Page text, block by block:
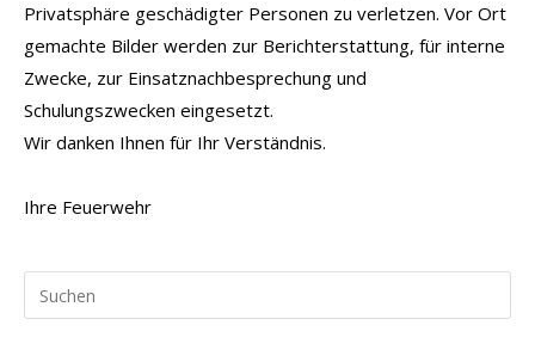
Privatsphäre geschädigter Personen zu verletzen. Vor Ort
gemachte Bilder werden zur Berichterstattung, für interne
Zwecke, zur Einsatznachbesprechung und
Schulungszwecken eingesetzt.
Wir danken Ihnen für Ihr Verständnis.
Ihre Feuerwehr